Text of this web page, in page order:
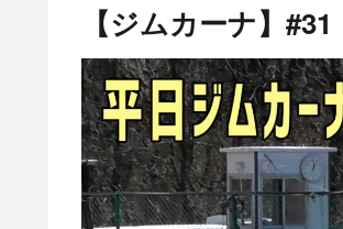
【ジムカーナ】